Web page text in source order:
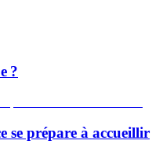
?
se prépare à accueillir